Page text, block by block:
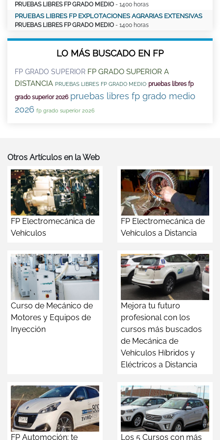
PRUEBAS LIBRES FP GRADO MEDIO - 1400 horas
PRUEBAS LIBRES FP EXPLOTACIONES AGRARIAS EXTENSIVAS
PRUEBAS LIBRES FP GRADO MEDIO - 1400 horas
LO MÁS BUSCADO EN FP
FP GRADO SUPERIOR FP GRADO SUPERIOR A
DISTANCIA PRUEBAS LIBRES FP GRADO MEDIO pruebas libres fp
grado superior 2026 pruebas libres fp grado medio
2026 fp grado superior 2026
Otros Artículos en la Web
FP Electromecánica de
Vehículos
FP Electromecánica de
Vehículos a Distancia
Curso de Mecánico de
Motores y Equipos de
Inyección
Mejora tu futuro
profesional con los
cursos más buscados
de Mecánica de
Vehículos Híbridos y
Eléctricos a Distancia
FP Automoción: te Los 5 Cursos con más